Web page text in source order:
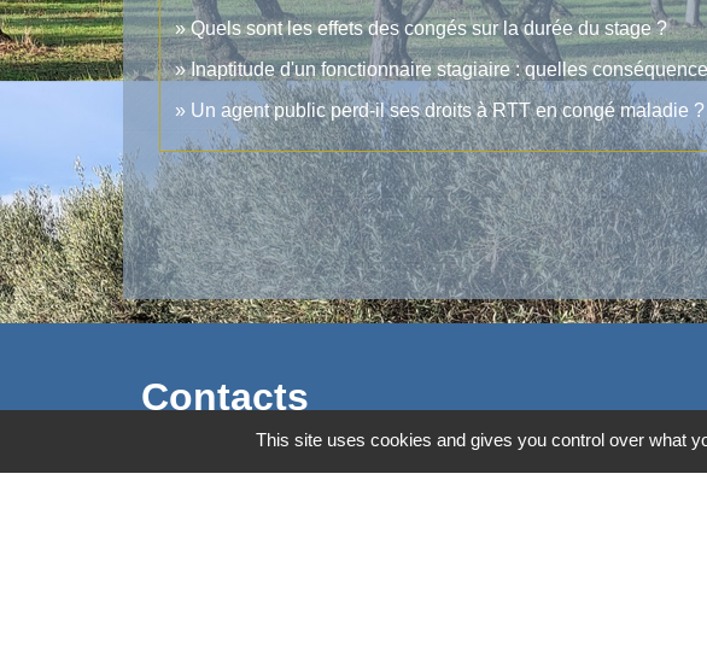
Quels sont les effets des congés sur la durée du stage ?
Inaptitude d'un fonctionnaire stagiaire : quelles
Un agent public perd-il ses droits à RTT en congé maladie ?
Contacts
Commune d'Aubord
This site uses cookies and gives you control over what